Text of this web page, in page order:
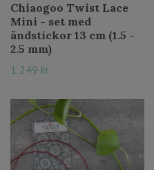
Chiaogoo Twist Lace
Mini - set med
ändstickor 13 cm (1.5 -
2.5 mm)
1 249 kr